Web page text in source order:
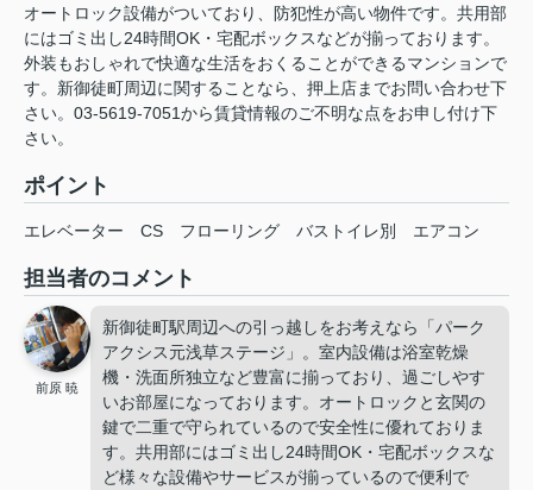
オートロック設備がついており、防犯性が高い物件です。共用部
にはゴミ出し24時間OK・宅配ボックスなどが揃っております。
外装もおしゃれで快適な生活をおくることができるマンションで
す。新御徒町周辺に関することなら、押上店までお問い合わせ下
さい。03-5619-7051から賃貸情報のご不明な点をお申し付け下
さい。
ポイント
エレベーター CS フローリング バストイレ別 エアコン
担当者のコメント
前原 暁
新御徒町駅周辺への引っ越しをお考えなら「パーク
アクシス元浅草ステージ」。室内設備は浴室乾燥
機・洗面所独立など豊富に揃っており、過ごしやす
いお部屋になっております。オートロックと玄関の
鍵で二重で守られているので安全性に優れておりま
す。共用部にはゴミ出し24時間OK・宅配ボックスな
ど様々な設備やサービスが揃っているので便利で